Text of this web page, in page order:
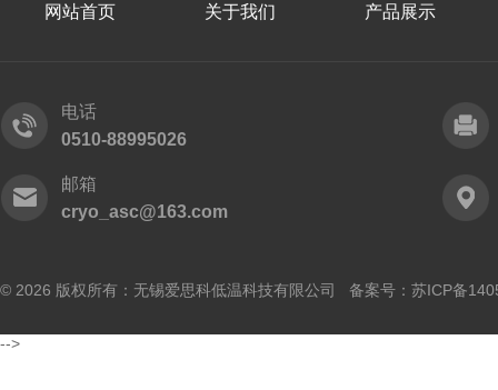
网站首页 关于我们 产品展示
电话
0510-88995026
邮箱
cryo_asc@163.com
© 2026 版权所有：无锡爱思科低温科技有限公司 备案号： 苏ICP备
-->